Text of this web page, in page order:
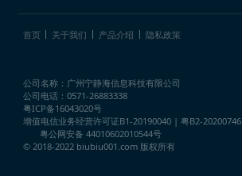
首页 关于我们 产品介绍 隐私政策
公司名称：广州宁静海信息科技有限公司
公司电话：0571-26883338
粤ICP备16043020号
增值电信业务经营许可证B1-20190040 | 粤B2-20200746
粤公网安备 44010602010544号
© 2018-2022 biubiu001.com 版权所有